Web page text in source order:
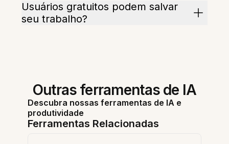
Usuários gratuitos podem salvar
seu trabalho?
Outras ferramentas de IA
Descubra nossas ferramentas de IA e
produtividade
Ferramentas Relacionadas